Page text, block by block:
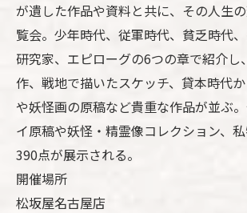
が遺した作品や資料と共に、その人生
覧会。少年時代、従軍時代、貧乏時代
研究家、エピローグの6つの章で紹介し
作、戦地で描いたスケッチ、貸本時代
や妖怪画の原稿など貴重な作品が並ぶ
イ原稿や妖怪・精霊像コレクション、
390点が展示される。
開催場所
松坂屋名古屋店